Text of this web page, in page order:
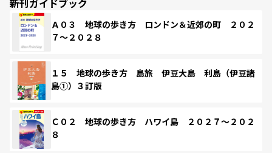
Ａ０３ 地球の歩き方 ロンドン＆近郊の町 ２０２
７～２０２８
１５ 地球の歩き方 島旅 伊豆大島 利島（伊豆諸
島①）３訂版
Ｃ０２ 地球の歩き方 ハワイ島 ２０２７～２０２
８